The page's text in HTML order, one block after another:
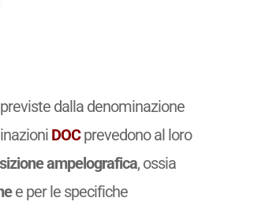
dalla denominazione
DOCprevedono al loro
ampelografica, ossia
e per le specifiche